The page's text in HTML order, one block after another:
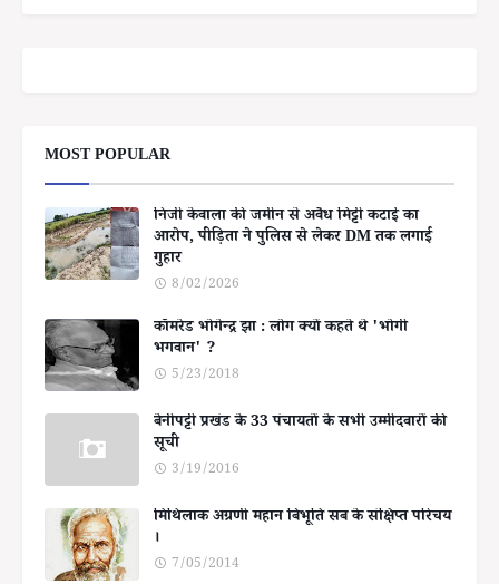
MOST POPULAR
निजी केवाला की जमीन से अवैध मिट्टी कटाई का
आरोप, पीड़िता ने पुलिस से लेकर DM तक लगाई
गुहार
8/02/2026
कॉमरेड भोगेन्द्र झा : लोग क्यों कहते थे 'भोगी
भगवान' ?
5/23/2018
बेनीपट्टी प्रखंड के 33 पंचायतों के सभी उम्मीदवारों की
सूची
3/19/2016
मिथिलाक अग्रणी महान बिभूति सब के संक्षिप्त परिचय
।
7/05/2014